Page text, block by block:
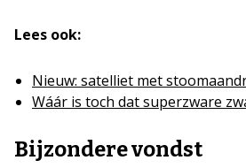
Lees ook:
Nieuw: satelliet met
Wáár is toch dat superzware
Bijzondere vondst